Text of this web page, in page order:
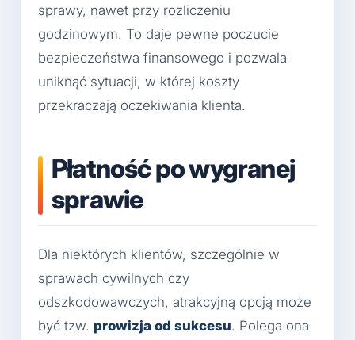
sprawy, nawet przy rozliczeniu
godzinowym. To daje pewne poczucie
bezpieczeństwa finansowego i pozwala
uniknąć sytuacji, w której koszty
przekraczają oczekiwania klienta.
Płatność po wygranej
sprawie
Dla niektórych klientów, szczególnie w
sprawach cywilnych czy
odszkodowawczych, atrakcyjną opcją może
być tzw. prowizja od sukcesu. Polega ona